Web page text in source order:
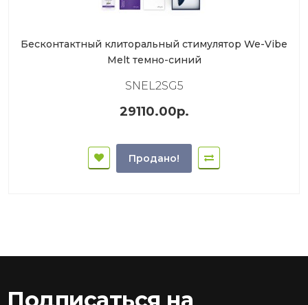
Бесконтактный клиторальный стимулятор We-Vibe
Melt темно-синий
SNEL2SG5
29110.00р.
Продано!